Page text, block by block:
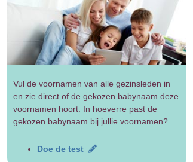
Vul de voornamen van alle gezinsleden in
en zie direct of de gekozen babynaam deze
voornamen hoort. In hoeverre past de
gekozen babynaam bij jullie voornamen?
Doe de test